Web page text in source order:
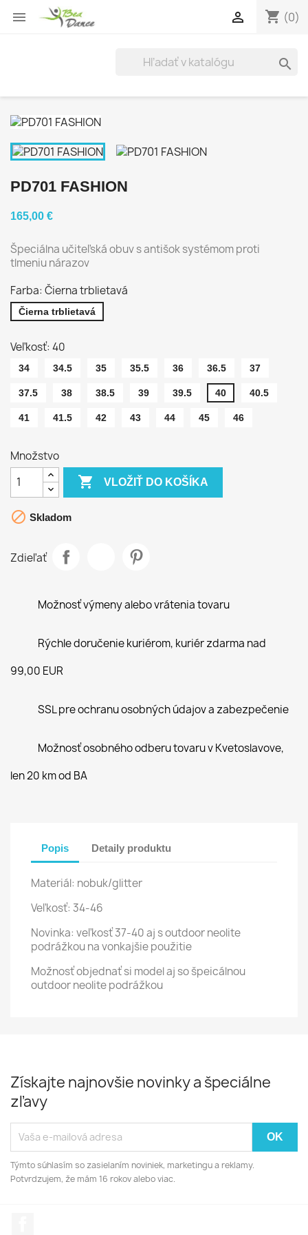
 shopping_cart (0)


PD701 FASHION
165,00 €
Špeciálna učiteľská obuv s antišok systémom proti
tlmeniu nárazov
Farba: Čierna trblietavá
Čierna trblietavá
Veľkosť: 40
34 34.5 35 35.5 36 36.5 37
37.5 38 38.5 39 39.5 40 40.5
41 41.5 42 43 44 45 46
Množstvo
 VLOŽIŤ DO KOŠÍKA
 Skladom
Zdieľať
Možnosť výmeny alebo vrátenia tovaru
Rýchle doručenie kuriérom, kuriér zdarma nad
99,00 EUR
SSL pre ochranu osobných údajov a zabezpečenie
Možnosť osobného odberu tovaru v Kvetoslavove,
len 20 km od BA
Popis Detaily produktu
Materiál: nobuk/glitter
Veľkosť: 34-46
Novinka: veľkosť 37-40 aj s outdoor neolite
podrážkou na vonkajšie použitie
Možnosť objednať si model aj so špeicálnou
outdoor neolite podrážkou
Získajte najnovšie novinky a špeciálne
zľavy
Týmto súhlasím so zasielaním noviniek, marketingu a reklamy.
Potvrdzujem, že mám 16 rokov alebo viac.